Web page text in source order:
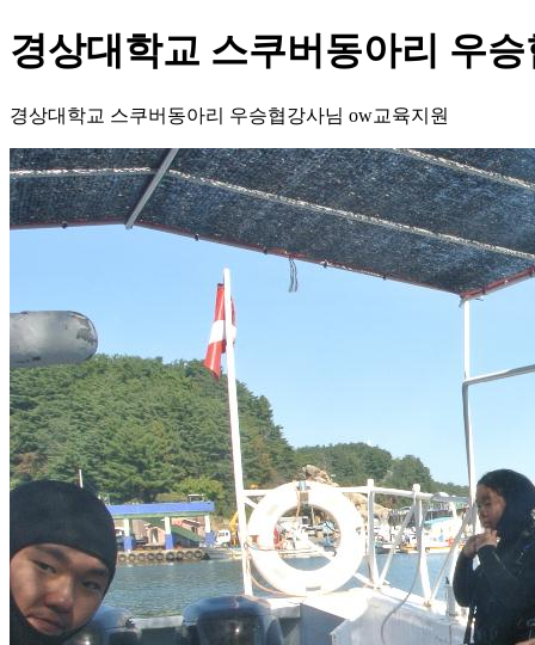
경상대학교 스쿠버동아리 우
경상대학교 스쿠버동아리 우승협강사님 ow교육지원